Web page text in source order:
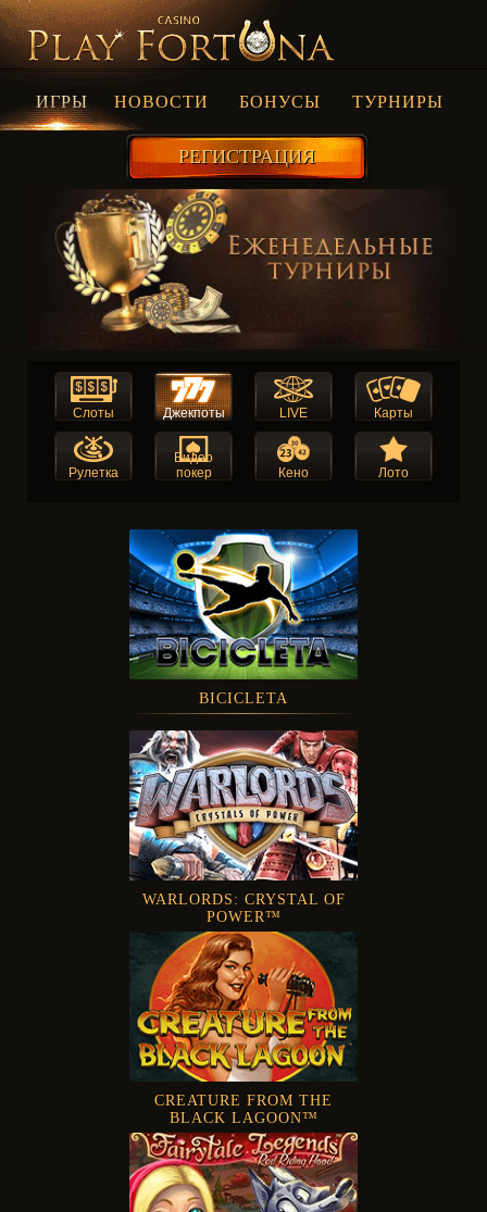
ИГРЫ НОВОСТИ БОНУСЫ ТУРНИРЫ
РЕГИСТРАЦИЯ
Слоты Джекпоты LIVE Карты
Рулетка
Видео
покер
Кено Лото
BICICLETA
WARLORDS: CRYSTAL OF
POWER™
CREATURE FROM THE
BLACK LAGOON™